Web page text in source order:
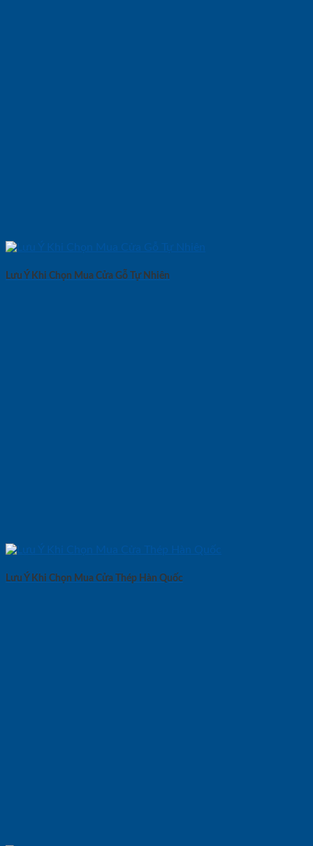
Lưu Ý Khi Chọn Mua Cửa Gỗ Tự Nhiên
Lưu Ý Khi Chọn Mua Cửa Thép Hàn Quốc